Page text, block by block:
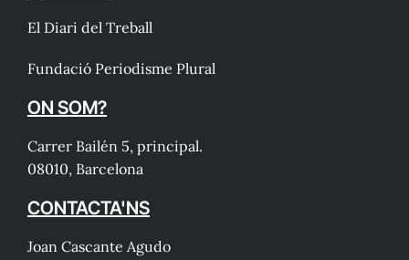
El Diari del Treball
Fundació Periodisme Plural
ON SOM?
Carrer Bailén 5, principal.
08010, Barcelona
CONTACTA'NS
Joan Cascante Agudo